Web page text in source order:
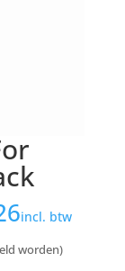
incl. btw
worden)